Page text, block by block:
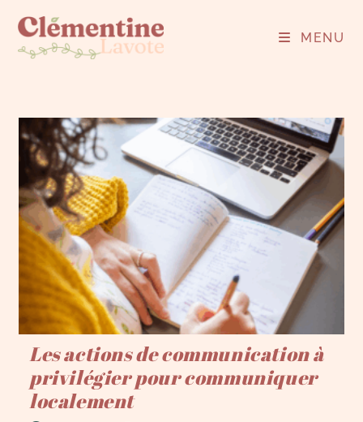
MENU
Les actions de communication à
privilégier pour communiquer
localement